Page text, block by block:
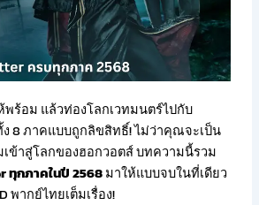
พร้อม แล้วท่องโลกเวทมนตร์ไปกับ
8 ภาคแบบถูกลิขสิทธิ์! ไม่ว่าคุณจะเป็น
เข้าสู่โลกของฮอกวอตส์ บทความนี้รวม
ทุกภาคในปี 2568มาให้แบบจบในที่เดียว
พากย์ไทยเต็มเรื่อง!